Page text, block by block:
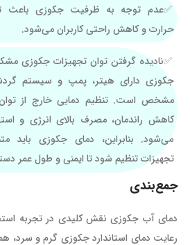
عدم توجه به ظرفیت جکوزی باعث
حرارت و کاهش راحتی کاربران می‌شود.
نادیده گرفتن توان تجهیزات جکوزی
جکوزی دارای هیتر، پمپ و سیستم
مشخص است. تنظیم دمایی خارج از
کاهش راندمان، مصرف بالای انرژی و
می‌شود. بنابراین، دمای جکوزی باید
تجهیزات تنظیم شود تا ایمنی و طول عمر
جمع‌بندی
دمای آب جکوزی نقش کلیدی در تجربه
رعایت دمای استاندارد جکوزی گرم و سرد،